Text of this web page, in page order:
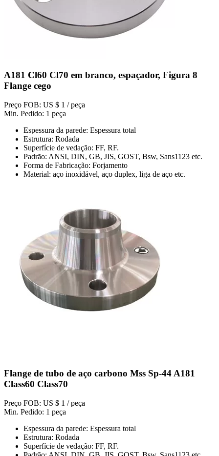
A181 Cl60 Cl70 em branco, espaçador, Figura 8
Flange cego
Preço FOB: US $ 1 / peça
Min. Pedido: 1 peça
Espessura da parede: Espessura total
Estrutura: Rodada
Superfície de vedação: FF, RF.
Padrão: ANSI, DIN, GB, JIS, GOST, Bsw, Sans1123 etc.
Forma de Fabricação: Forjamento
Material: aço inoxidável, aço duplex, liga de aço etc.
Flange de tubo de aço carbono Mss Sp-44 A181
Class60 Class70
Preço FOB: US $ 1 / peça
Min. Pedido: 1 peça
Espessura da parede: Espessura total
Estrutura: Rodada
Superfície de vedação: FF, RF.